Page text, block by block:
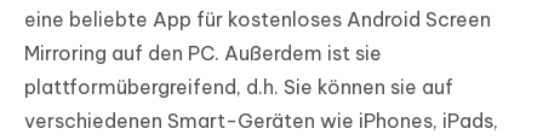
eine beliebte App für kostenloses Android Screen
Mirroring auf den PC. Außerdem ist sie
plattformübergreifend, d.h. Sie können sie auf
verschiedenen Smart-Geräten wie iPhones, iPads,